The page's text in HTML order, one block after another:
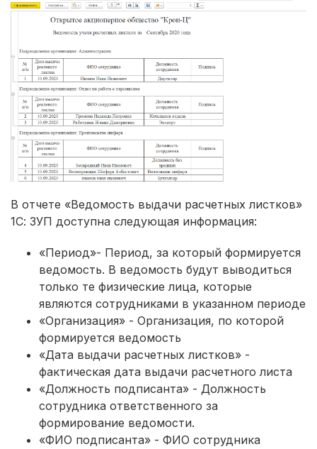
В отчете «Ведомость выдачи расчетных листков»
1С: ЗУП доступна следующая информация:
«Период»- Период, за который формируется
ведомость. В ведомость будут выводиться
только те физические лица, которые
являются сотрудниками в указанном периоде
«Организация» - Организация, по которой
формируется ведомость
«Дата выдачи расчетных листков» -
фактическая дата выдачи расчетного листа
«Должность подписанта» - Должность
сотрудника ответственного за
формирование ведомости.
«ФИО подписанта» - ФИО сотрудника